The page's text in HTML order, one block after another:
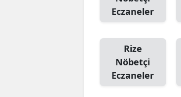
Eczaneler
Rize
Nöbetçi
Eczaneler